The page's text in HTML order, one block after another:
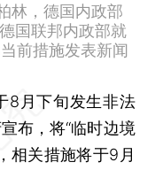
林，德国内政部
国联邦内政部就
前措施发表新闻
8月下旬发生非法
布，将“临时边境
相关措施将于9月